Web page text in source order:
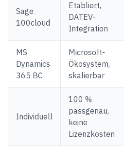
Sage
100cloud
Etabliert,
DATEV-
Integration
MS
Dynamics
365 BC
Microsoft-
Ökosystem,
skalierbar
Individuell
100 %
passgenau,
keine
Lizenzkosten